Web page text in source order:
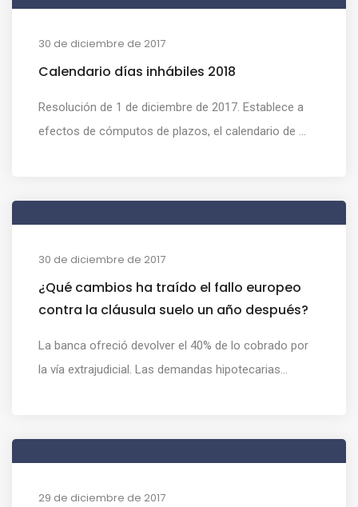
30 de diciembre de 2017
Calendario días inhábiles 2018
Resolución de 1 de diciembre de 2017. Establece a
efectos de cómputos de plazos, el calendario de ...
30 de diciembre de 2017
¿Qué cambios ha traído el fallo europeo
contra la cláusula suelo un año después?
La banca ofreció devolver el 40% de lo cobrado por
la vía extrajudicial. Las demandas hipotecarias...
29 de diciembre de 2017